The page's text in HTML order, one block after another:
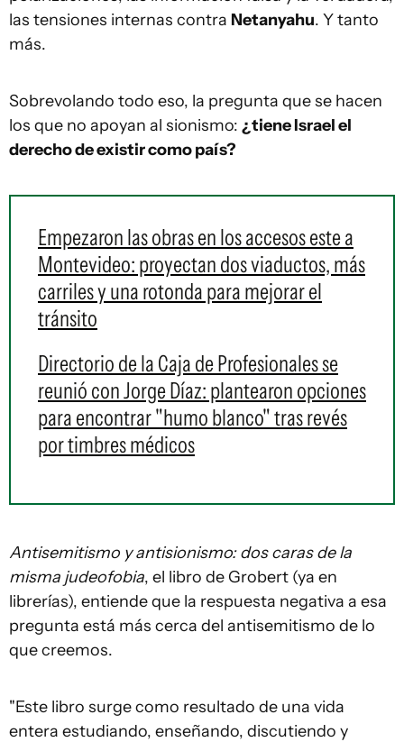
las tensiones internas contra Netanyahu. Y tanto
más.
Sobrevolando todo eso, la pregunta que se hacen
los que no apoyan al sionismo: ¿tiene Israel el
derecho de existir como país?
Empezaron las obras en los accesos este a
Montevideo: proyectan dos viaductos, más
carriles y una rotonda para mejorar el
tránsito
Directorio de la Caja de Profesionales se
reunió con Jorge Díaz: plantearon opciones
para encontrar "humo blanco" tras revés
por timbres médicos
Antisemitismo y antisionismo: dos caras de la
misma judeofobia, el libro de Grobert (ya en
librerías), entiende que la respuesta negativa a esa
pregunta está más cerca del antisemitismo de lo
que creemos.
"Este libro surge como resultado de una vida
entera estudiando, enseñando, discutiendo y